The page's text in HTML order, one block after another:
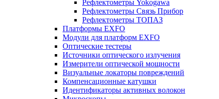
Рефлектометры Yokogawa
Рефлектометры Связь Прибор
Рефлектометры ТОПАЗ
Платформы EXFO
Модули для платформ EXFO
Оптические тестеры
Источники оптического излучения
Измерители оптической мощности
Визуальные локаторы повреждений
Компенсационные катушки
Идентификаторы активных волокон